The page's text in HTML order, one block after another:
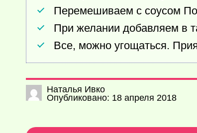
Перемешиваем с соусом
При желании добавляем в
Все, можно угощаться.
Наталья Ивко
Опубликовано: 18 апреля 2018